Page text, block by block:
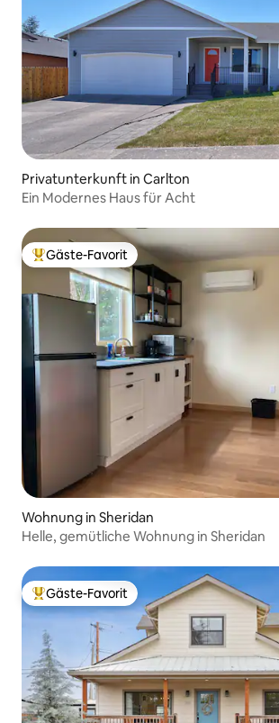
Privatunterkunft in Carlton
Ein Modernes Haus für Acht
Beliebter Gäste-Favorit.
Gäste-Favorit
Wohnung in Sheridan
Helle, gemütliche Wohnung in Sheridan
Beliebter Gäste-Favorit.
Gäste-Favorit